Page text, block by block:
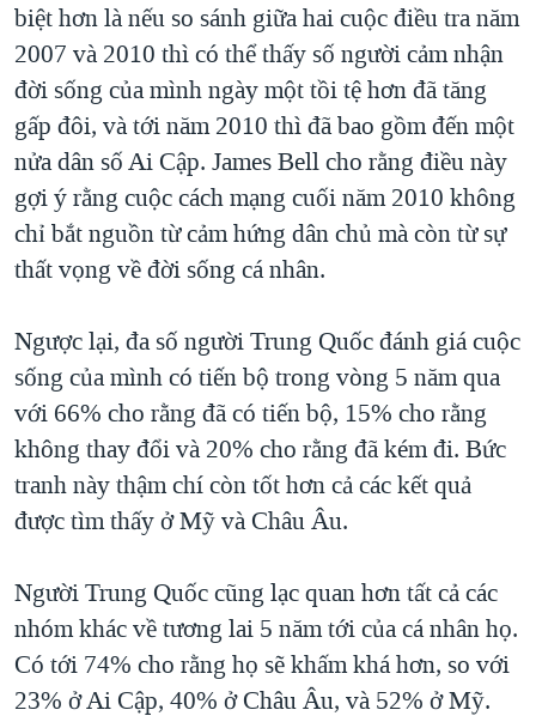
biệt hơn là nếu so sánh giữa hai cuộc điều tra năm
2007 và 2010 thì có thể thấy số người cảm nhận
đời sống của mình ngày một tồi tệ hơn đã tăng
gấp đôi, và tới năm 2010 thì đã bao gồm đến một
nửa dân số Ai Cập. James Bell cho rằng điều này
gợi ý rằng cuộc cách mạng cuối năm 2010 không
chỉ bắt nguồn từ cảm hứng dân chủ mà còn từ sự
thất vọng về đời sống cá nhân.
Ngược lại, đa số người Trung Quốc đánh giá cuộc
sống của mình có tiến bộ trong vòng 5 năm qua
với 66% cho rằng đã có tiến bộ, 15% cho rằng
không thay đổi và 20% cho rằng đã kém đi. Bức
tranh này thậm chí còn tốt hơn cả các kết quả
được tìm thấy ở Mỹ và Châu Âu.
Người Trung Quốc cũng lạc quan hơn tất cả các
nhóm khác về tương lai 5 năm tới của cá nhân họ.
Có tới 74% cho rằng họ sẽ khấm khá hơn, so với
23% ở Ai Cập, 40% ở Châu Âu, và 52% ở Mỹ.